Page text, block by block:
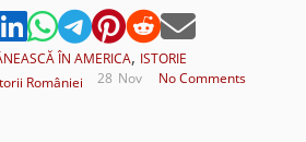
ÎN AMERICA, ISTORIE
României No Comments
Nov
28